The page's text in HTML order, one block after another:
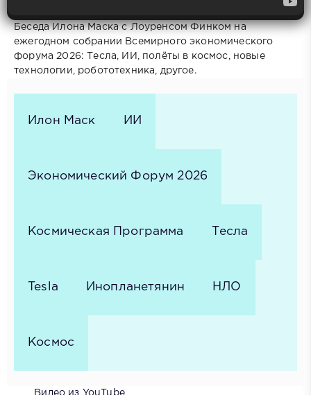
Беседа Илона Маска с Лоуренсом Финком на
ежегодном собрании Всемирного экономического
форума 2026: Тесла, ИИ, полёты в космос, новые
технологии, робототехника, другое.
Илон Маск ИИ
Экономический Форум 2026
Космическая Программа Тесла
Tesla Инопланетянин НЛО
Космос
Видео из YouTube